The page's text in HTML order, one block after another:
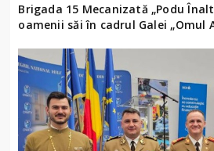
Brigada 15 Mecanizată „Podu
oamenii săi în cadrul Galei „Omul